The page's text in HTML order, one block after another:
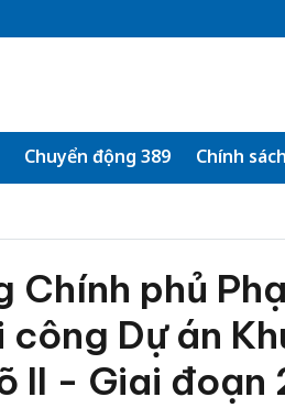
Chuyển động 389 Chính
Chính phủ
công Dự án
II - Giai đoạn